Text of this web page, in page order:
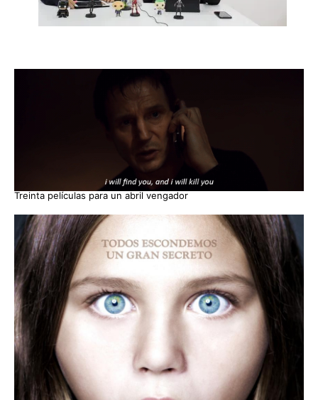
Treinta películas para un abril vengador